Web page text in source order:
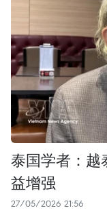
泰国学者：越
益增强
27/05/2026 21:56